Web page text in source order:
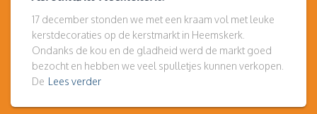
17 december stonden we met een kraam vol met leuke
kerstdecoraties op de kerstmarkt in Heemskerk.
Ondanks de kou en de gladheid werd de markt goed
bezocht en hebben we veel spulletjes kunnen verkopen.
De Lees verder